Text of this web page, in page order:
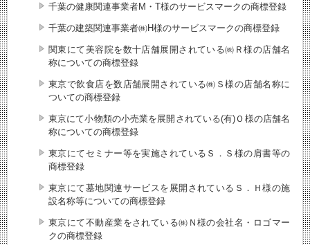
千葉の健康関連事業者M・T様のサービスマークの商標登録
千葉の建築関連事業者㈱H様のサービスマークの商標登録
関東にて美容院を数十店舗展開されている㈱Ｒ様の店舗名
称についての商標登録
東京で飲食店を数店舗展開されている㈱Ｓ様の店舗名称に
ついての商標登録
東京にて小物類の小売業を展開されている(有)Ｏ様の店舗名
称についての商標登録
東京にてセミナー等を実施されているＳ．Ｓ様の肩書等の
商標登録
東京にて墓地関連サービスを展開されているＳ．Ｈ様の施
設名称等についての商標登録
東京にて不動産業をされている㈱Ｎ様の会社名・ロゴマー
クの商標登録